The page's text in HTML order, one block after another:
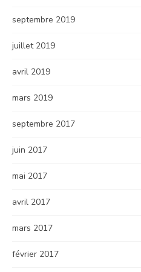
septembre 2019
juillet 2019
avril 2019
mars 2019
septembre 2017
juin 2017
mai 2017
avril 2017
mars 2017
février 2017